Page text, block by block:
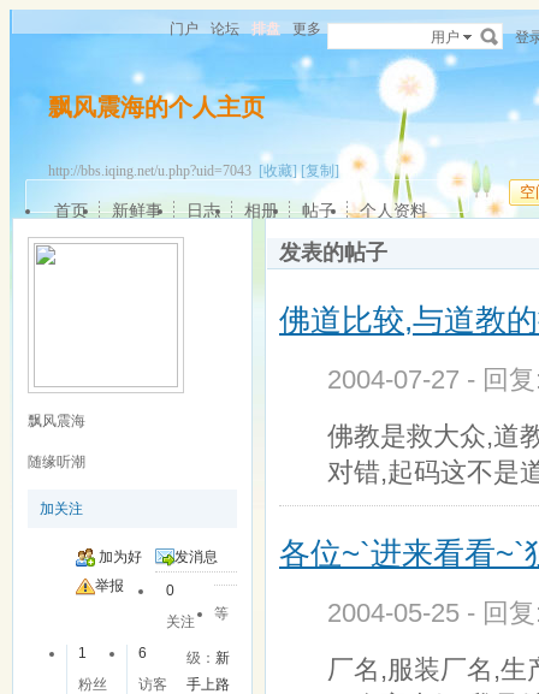
门户 论坛 排盘 更多 用户 登
飘风震海的个人主页
http://bbs.iqing.net/u.php?uid=7043 [收藏] [复制]
空
首页 新鲜事 日志 相册 帖子 个人资料
飘风震海
随缘听潮
加关注
加为好
友
发消息
举报
0
关注
1
粉丝
6
访客
等
级：新
手上路
发表的帖子
佛道比较,与道教
2004-07-27 - 回
佛教是救大众,道
对错,起码这不是
各位~`进来看看~`
2004-05-25 - 回
厂名,服装厂名,生